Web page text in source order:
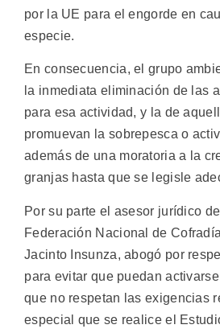
por la UE para el engorde en
especie.
En consecuencia, el grupo
la inmediata eliminación de las
para esa actividad, y la de
promuevan la sobrepesca o
además de una moratoria a la
granjas hasta que se legisle
Por su parte el asesor jurídico
Federación Nacional de
Jacinto Insunza, abogó por
para evitar que puedan
que no respetan las exigencias
especial que se realice el